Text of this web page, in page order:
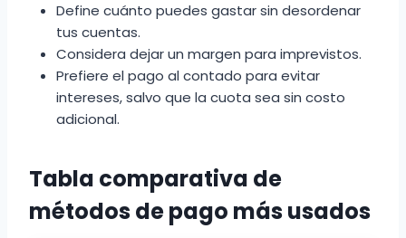
Define cuánto puedes gastar sin desordenar
tus cuentas.
Considera dejar un margen para imprevistos.
Prefiere el pago al contado para evitar
intereses, salvo que la cuota sea sin costo
adicional.
Tabla comparativa de
métodos de pago más usados